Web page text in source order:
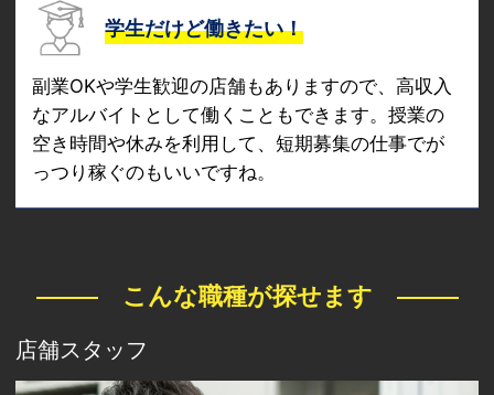
学生だけど働きたい！
副業OKや学生歓迎の店舗もありますので、高収入
なアルバイトとして働くこともできます。授業の
空き時間や休みを利用して、短期募集の仕事でが
っつり稼ぐのもいいですね。
こんな職種が探せます
店舗スタッフ